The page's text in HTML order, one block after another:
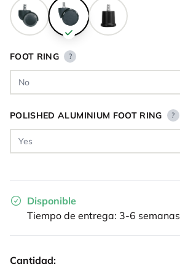
FOOT RING ?
POLISHED ALUMINIUM FOOT RING ?
Disponible
Tiempo de entrega: 3-6 semanas
Cantidad: